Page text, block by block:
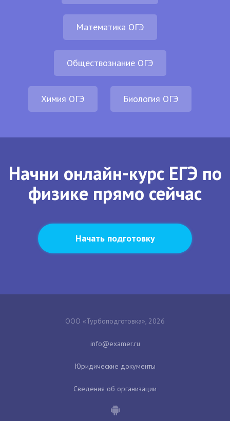
Математика ОГЭ
Обществознание ОГЭ
Химия ОГЭ Биология ОГЭ
Начни онлайн-курс ЕГЭ по
физике прямо сейчас
Начать подготовку
ООО «Турбоподготовка», 2026
Юридические документы
Сведения об организации